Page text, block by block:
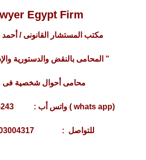
Egypt Firm
مكتب المستشار القانونى /
” المحامى بالنقض والدستورية
محامى أحوال شخصية فى
(whats app ) واتس أب : 201220615243+
للتواصل : 201103004317+